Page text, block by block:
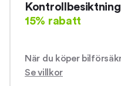
Kontrollbesiktning
15% rabatt
När du köper
Se villkor